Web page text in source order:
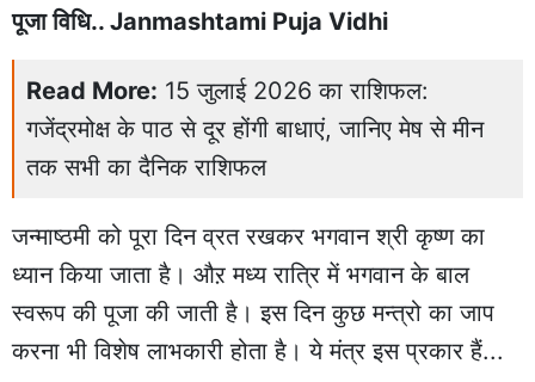
पूजा विधि.. Janmashtami Puja Vidhi
Read More: 15 जुलाई 2026 का राशिफल:
गजेंद्रमोक्ष के पाठ से दूर होंगी बाधाएं, जानिए मेष से मीन
तक सभी का दैनिक राशिफल
जन्माष्ठमी को पूरा दिन व्रत रखकर भगवान श्री कृष्ण का
ध्यान किया जाता है। औऱ मध्य रात्रि में भगवान के बाल
स्वरूप की पूजा की जाती है। इस दिन कुछ मन्त्रो का जाप
करना भी विशेष लाभकारी होता है। ये मंत्र इस प्रकार हैं...